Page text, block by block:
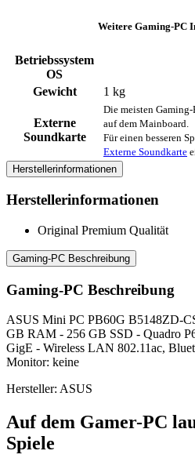
Weitere Gaming-PC
Betriebssystem
OS
Gewicht
1 kg
Externe
Soundkarte
Die meisten
auf dem Mainboard.
Für einen besseren
Externe Soundkarte
Herstellerinformationen
Herstellerinformationen
Original Premium Qualität
Gaming-PC Beschreibung
Gaming-PC Beschreibung
ASUS Mini PC PB60G B5148ZD-
GB RAM - 256 GB SSD - Quadro
GigE - Wireless LAN 802.11ac,
Monitor: keine
Hersteller: ASUS
Auf dem Gamer-PC
Spiele